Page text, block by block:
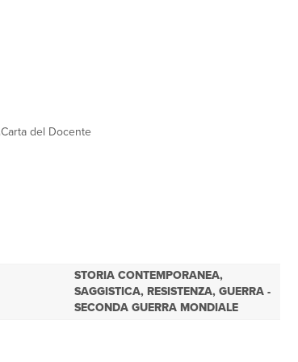
Carta del Docente
STORIA CONTEMPORANEA,
SAGGISTICA, RESISTENZA, GUERRA -
SECONDA GUERRA MONDIALE